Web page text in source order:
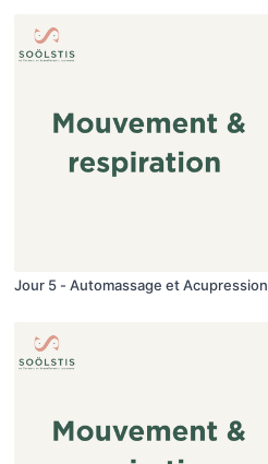
Jour 5 - Automassage et Acupression